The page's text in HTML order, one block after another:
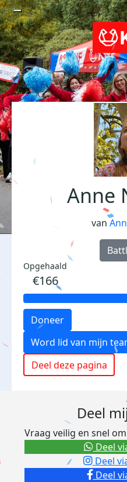
Anne
van
Opgehaald
€166
Doneer
Word lid van mijn
Deel deze pagina
Deel
Vraag veilig en snel
Deel
Deel
Deel